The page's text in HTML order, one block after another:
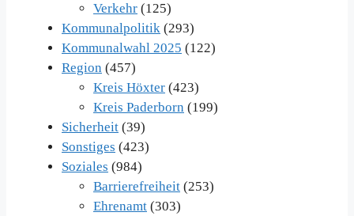
Verkehr (125)
Kommunalpolitik (293)
Kommunalwahl 2025 (122)
Region (457)
Kreis Höxter (423)
Kreis Paderborn (199)
Sicherheit (39)
Sonstiges (423)
Soziales (984)
Barrierefreiheit (253)
Ehrenamt (303)